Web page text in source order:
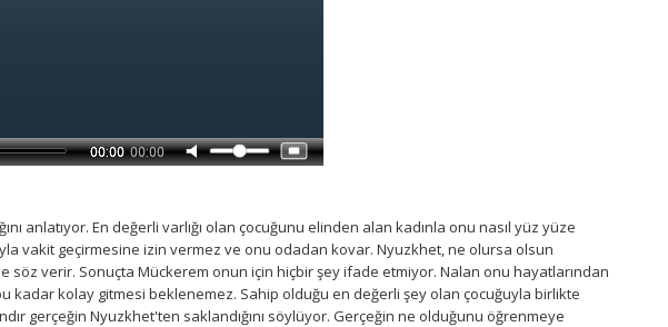
anlatıyor. En değerli varlığı olan çocuğunu elinden alan kadınla onu nasıl yüz yüze
vakit geçirmesine izin vermez ve onu odadan kovar. Nyuzkhet, ne olursa olsun
söz verir. Sonuçta Mückerem onun için hiçbir şey ifade etmiyor. Nalan onu hayatlarından
kadar kolay gitmesi beklenemez. Sahip olduğu en değerli şey olan çocuğuyla birlikte
gerçeğin Nyuzkhet'ten saklandığını söylüyor. Gerçeğin ne olduğunu öğrenmeye